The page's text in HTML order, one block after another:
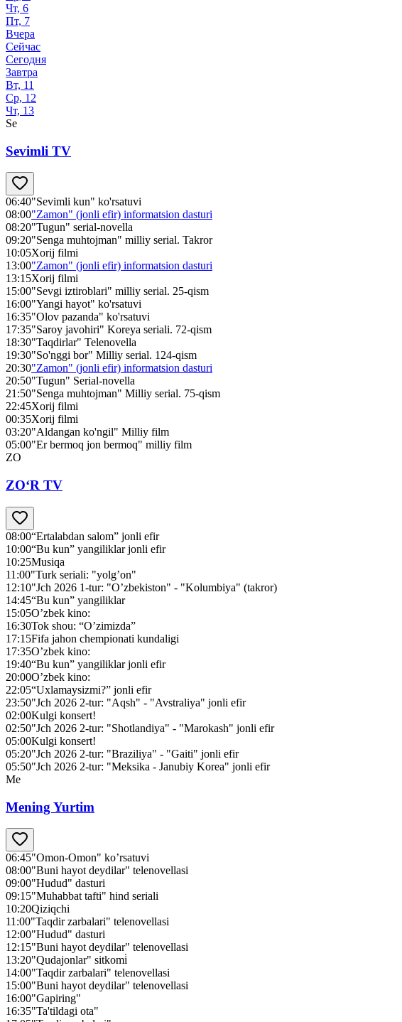
Чт, 6
Пт, 7
Вчера
Сейчас
Сегодня
Завтра
Вт, 11
Ср, 12
Чт, 13
Se
Sevimli TV
06:40"Sevimli kun" ko'rsatuvi
08:00"Zamon" (jonli efir) informatsion dasturi
08:20"Tugun" serial-novella
09:20"Senga muhtojman" milliy serial. Takror
10:05Xorij filmi
13:00"Zamon" (jonli efir) informatsion dasturi
13:15Xorij filmi
15:00"Sevgi iztiroblari" milliy serial. 25-qism
16:00"Yangi hayot" ko'rsatuvi
16:35"Olov pazanda" ko'rsatuvi
17:35"Saroy javohiri" Koreya seriali. 72-qism
18:30"Taqdirlar" Telenovella
19:30"So'nggi bor" Milliy serial. 124-qism
20:30"Zamon" (jonli efir) informatsion dasturi
20:50"Tugun" Serial-novella
21:50"Senga muhtojman" Milliy serial. 75-qism
22:45Xorij filmi
00:35Xorij filmi
03:20"Aldangan ko'ngil" Milliy film
05:00"Er bermoq jon bermoq" milliy film
ZO
ZO‘R TV
08:00“Ertalabdan salom” jonli efir
10:00“Bu kun” yangiliklar jonli efir
10:25Musiqa
11:00"Turk seriali: "yolg’on"
12:10"Jch 2026 1-tur: "O’zbekiston" - "Kolumbiya" (takror)
14:45“Bu kun” yangiliklar
15:05O’zbek kino:
16:30Tok shou: “O’zimizda”
17:15Fifa jahon chempionati kundaligi
17:35O’zbek kino:
19:40“Bu kun” yangiliklar jonli efir
20:00O’zbek kino:
22:05“Uxlamaysizmi?” jonli efir
23:50"Jch 2026 2-tur: "Aqsh" - "Avstraliya" jonli efir
02:00Kulgi konsert!
02:50"Jch 2026 2-tur: "Shotlandiya" - "Marokash" jonli efir
05:00Kulgi konsert!
05:20"Jch 2026 2-tur: "Braziliya" - "Gaiti" jonli efir
05:50"Jch 2026 2-tur: "Meksika - Janubiy Korea" jonli efir
Me
Mening Yurtim
06:45"Omon-Omon" ko’rsatuvi
08:00"Buni hayot deydilar" telenovellasi
09:00"Hudud" dasturi
09:15"Muhabbat tafti" hind seriali
10:20Qiziqchi
11:00"Taqdir zarbalari" telenovellasi
12:00"Hudud" dasturi
12:15"Buni hayot deydilar" telenovellasi
13:20"Qudajonlar" sitkomi̇
14:00"Taqdir zarbalari" telenovellasi
15:00"Buni hayot deydilar" telenovellasi
16:00"Gapiring"
16:35"Ta'tildagi ota"